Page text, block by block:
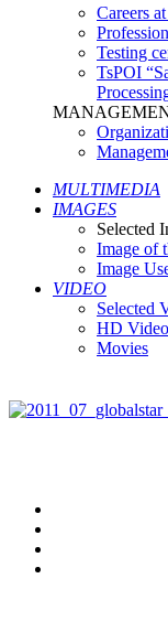
Careers
Testing
TsPOI
MULTIMEDIA
IMAGES
Selected
Image of
Image
VIDEO
Selected
HD Video
Movies